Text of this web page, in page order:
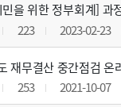
을 위한 정부회계] 과
223 2023-02-23
재무결산 중간점검 온
253 2021-10-07